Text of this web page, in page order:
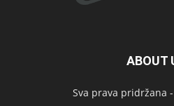
ABOUT
Sva prava pridržana